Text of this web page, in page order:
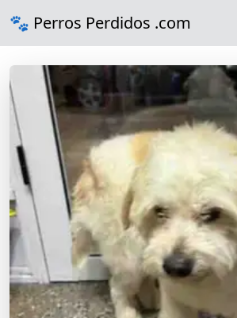
🐾 Perros Perdidos .com